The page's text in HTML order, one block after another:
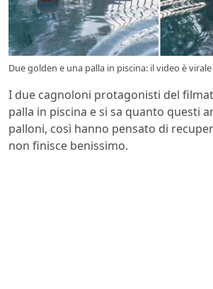
Due golden e una palla in piscina: il video è
I due cagnoloni protagonisti del
palla in piscina e si sa quanto questi
palloni, così hanno pensato di
non finisce benissimo.